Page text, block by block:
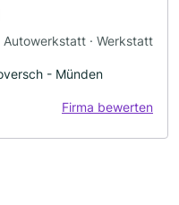
Autowerkstatt · Werkstatt
- Münden
Firma bewerten